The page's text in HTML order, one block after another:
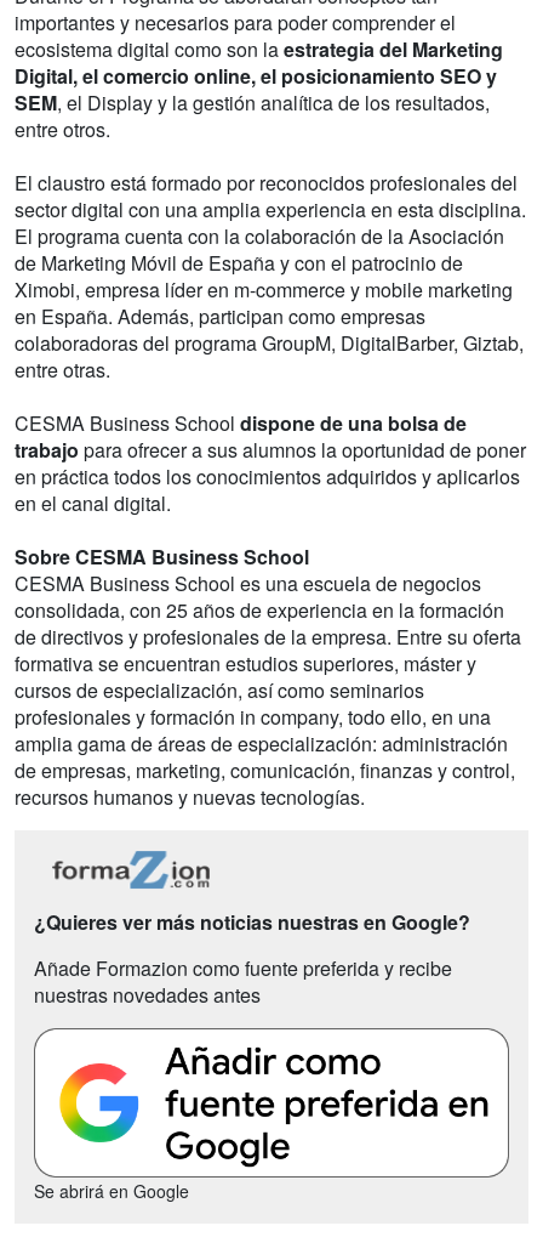
importantes y necesarios para poder comprender el
ecosistema digital como son laestrategia del Marketing
Digital, el comercio online, el posicionamiento SEO y
SEM, el Display y la gestión analítica de los resultados,
entre otros.
El claustro está formado por reconocidos profesionales del
sector digital con una amplia experiencia en esta disciplina.
El programa cuenta con la colaboración de la Asociación
de Marketing Móvil de España y con el patrocinio de
Ximobi, empresa líder en m-commerce y mobile marketing
en España. Además, participan como empresas
colaboradoras del programa GroupM, DigitalBarber, Giztab,
entre otras.
CESMA Business School dispone de una bolsa de
trabajo para ofrecer a sus alumnos la oportunidad de poner
en práctica todos los conocimientos adquiridos y aplicarlos
en el canal digital.
Sobre CESMA Business School
CESMA Business School es una escuela de negocios
consolidada, con 25 años de experiencia en la formación
de directivos y profesionales de la empresa. Entre su oferta
formativa se encuentran estudios superiores, máster y
cursos de especialización, así como seminarios
profesionales y formación in company, todo ello, en una
amplia gama de áreas de especialización: administración
de empresas, marketing, comunicación, finanzas y control,
recursos humanos y nuevas tecnologías.
¿Quieres ver más noticias nuestras en Google?
Añade Formazion como fuente preferida y recibe
nuestras novedades antes
Se abrirá en Google